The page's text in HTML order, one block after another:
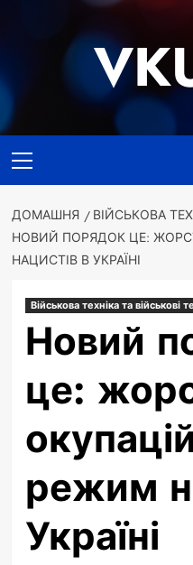
меню
ДОМАШНЯ
ВІЙСЬКОВА
НОВИЙ ПОРЯДОК ЦЕ:
НАЦИСТІВ В УКРАЇНІ
Військова техніка та військові
Новий
це:
режим
Україні